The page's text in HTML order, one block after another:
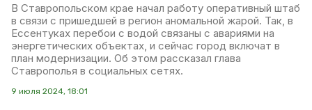
В Ставропольском крае начал работу оперативный штаб
в связи с пришедшей в регион аномальной жарой. Так, в
Ессентуках перебои с водой связаны с авариями на
энергетических объектах, и сейчас город включат в
план модернизации. Об этом рассказал глава
Ставрополья в социальных сетях.
9 июля 2024, 18:01